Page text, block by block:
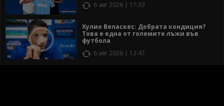
6 авг 2026 | 17:33
Хулио Веласкес: Добрата кондиция?
Това е една от големите лъжи във
футбола
6 авг 2026 | 13:47